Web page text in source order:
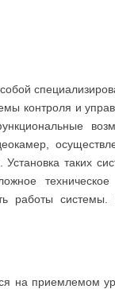
контроля и
таких
техническое
работы
на приемлемом